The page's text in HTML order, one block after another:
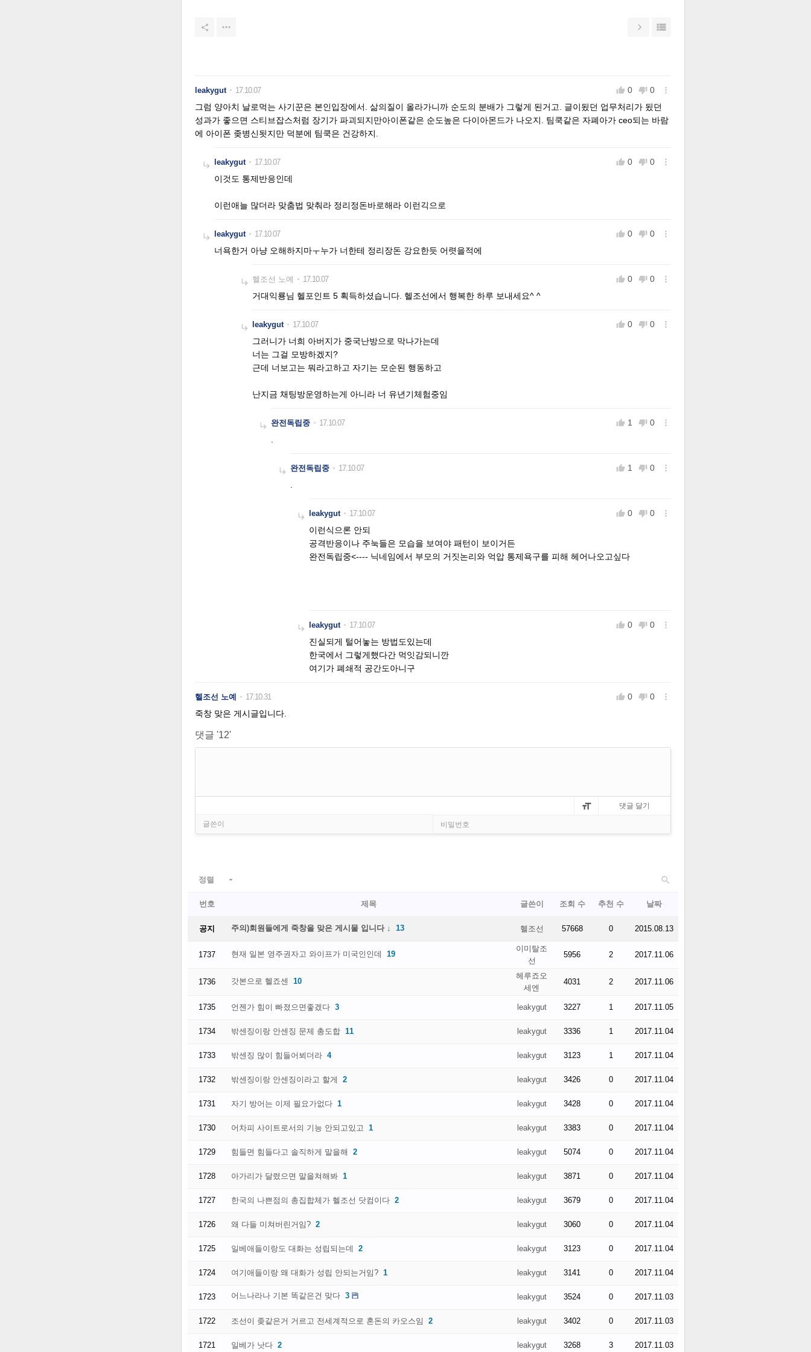


 
leakygut 17.10.07  0  0 
그럼 양아치 날로먹는 사기꾼은 본인입장에서. 삶의질이 올라가니까 순도의 분배가 그렇게 된거고. 글이됬던 업무처리가 됬던
성과가 좋으면 스티브잡스처럼 장기가 파괴되지만아이폰같은 순도높은 다이아몬드가 나오지. 팀쿡같은 자폐아가 ceo되는 바람
에 아이폰 좆병신됫지만 덕분에 팀쿡은 건강하지.
 leakygut 17.10.07  0  0 
이것도 통제반응인데
이런애늘 많더라 맞춤법 맞춰라 정리정돈바로해라 이런긱으로
 leakygut 17.10.07  0  0 
너욕한거 아냥 오해하지마ㅜ누가 너한테 정리장돈 강요한듯 어렷을적에
 헬조선 노예 17.10.07  0  0 
거대익룡님 헬포인트 5 획득하셨습니다. 헬조선에서 행복한 하루 보내세요^ ^
 leakygut 17.10.07  0  0 
그러니가 너희 아버지가 중국난방으로 막나가는데
너는 그걸 모방하겠지?
근데 너보고는 뭐라고하고 자기는 모순된 행동하고
난지금 채팅방운영하는게 아니라 너 유년기체험중임
 완전독립중 17.10.07  1  0 
 완전독립중 17.10.07  1  0 
 leakygut 17.10.07  0  0 
이런식으론 안되
공격반응이나 주눅들은 모습을 보여야 패턴이 보이거든
완전독립중<---- 닉네임에서 부모의 거짓논리와 억압 통제욕구를 피해 헤어나오고싶다
 leakygut 17.10.07  0  0 
진실되게 털어놓는 방법도있는데
한국에서 그렇게했다간 먹잇감되니깐
여기가 폐쇄적 공간도아니구
헬조선 노예 17.10.31  0  0 
죽창 맞은 게시글입니다.
댓글 '12'

정렬  
번호 제목 글쓴이 조회 수 추천 수 날짜
공지 주의)회원들에게 죽창을 맞은 게시물 입니다 ↓ 13 헬조선 57668 0 2015.08.13
1737 현재 일본 영주권자고 와이프가 미국인인데 19
이미탈조
선
5956 2 2017.11.06
1736 갓본으로 헬죠센 10
헤루죠오
세엔
4031 2 2017.11.06
1735 언젠가 힘이 빠졌으면좋겠다 3 leakygut 3227 1 2017.11.05
1734 밖센징이랑 안센징 문제 총도합 11 leakygut 3336 1 2017.11.04
1733 밖센징 많이 힘들어뵈더라 4 leakygut 3123 1 2017.11.04
1732 밖센징이랑 안센징이라고 할게 2 leakygut 3426 0 2017.11.04
1731 자기 방어는 이제 필요가없다 1 leakygut 3428 0 2017.11.04
1730 어차피 사이트로서의 기능 안되고있고 1 leakygut 3383 0 2017.11.04
1729 힘들면 힘들다고 솔직하게 말을해 2 leakygut 5074 0 2017.11.04
1728 아가리가 달렸으면 말을쳐해봐 1 leakygut 3871 0 2017.11.04
1727 한국의 나쁜점의 총집합체가 헬조선 닷컴이다 2 leakygut 3679 0 2017.11.04
1726 왜 다들 미쳐버린거임? 2 leakygut 3060 0 2017.11.04
1725 일베애들이랑도 대화는 성립되는데 2 leakygut 3123 0 2017.11.04
1724 여기애들이랑 왜 대화가 성립 안되는거임? 1 leakygut 3141 0 2017.11.04
1723 어느나라나 기본 똑같은건 맞다 3 leakygut 3524 0 2017.11.03
1722 조선이 좆같은거 거르고 전세계적으로 혼돈의 카오스임 2 leakygut 3402 0 2017.11.03
1721 일베가 낫다 2 leakygut 3268 3 2017.11.03